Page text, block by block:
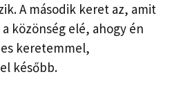
A második keret az, amit
közönség elé, ahogy én
keretemmel,
később.